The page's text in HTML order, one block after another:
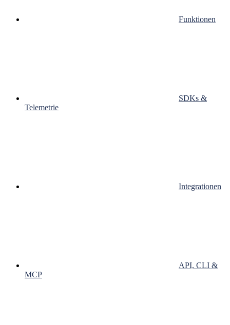
Funktionen
SDKs &
Telemetrie
Integrationen
API, CLI &
MCP